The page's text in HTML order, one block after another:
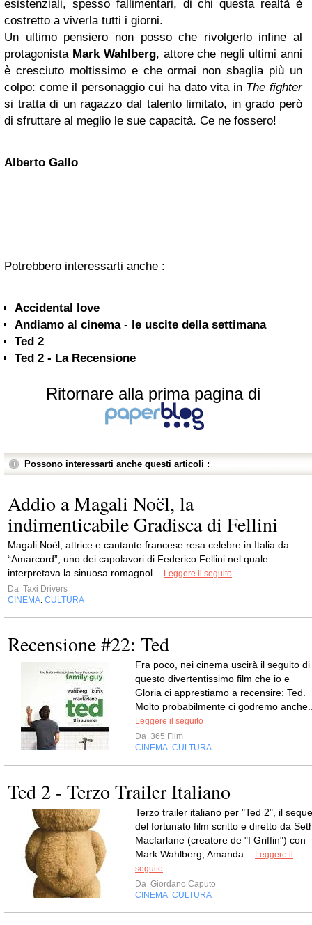
esistenziali, spesso fallimentari, di chi questa realtà è
costretto a viverla tutti i giorni.
Un ultimo pensiero non posso che rivolgerlo infine al
protagonista Mark Wahlberg, attore che negli ultimi anni
è cresciuto moltissimo e che ormai non sbaglia più un
colpo: come il personaggio cui ha dato vita in The fighter
si tratta di un ragazzo dal talento limitato, in grado però
di sfruttare al meglio le sue capacità. Ce ne fossero!
Alberto Gallo
Potrebbero interessarti anche :
Accidental love
Andiamo al cinema - le uscite della settimana
Ted 2
Ted 2 - La Recensione
Ritornare alla prima pagina di
Possono interessarti anche questi articoli :
Addio a Magali Noël, la
indimenticabile Gradisca di Fellini
Magali Noël, attrice e cantante francese resa celebre in Italia da
“Amarcord”, uno dei capolavori di Federico Fellini nel quale
interpretava la sinuosa romagnol...
Leggere il seguito
Da Taxi Drivers
CINEMA CULTURA
Recensione #22: Ted
Fra poco, nei cinema uscirà il seguito di
questo divertentissimo film che io e
Gloria ci apprestiamo a recensire: Ted.
Molto probabilmente ci godremo
Leggere il seguito
Da 365 Film
CINEMA CULTURA
Ted 2 - Terzo Trailer Italiano
Terzo trailer italiano per "Ted 2", il
del fortunato film scritto e diretto da
Macfarlane (creatore de "I Griffin") con
Mark Wahlberg, Amanda...
Leggere il
seguito
Da Giordano Caputo
CINEMA CULTURA